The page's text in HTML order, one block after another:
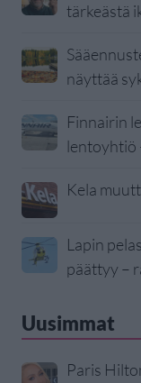
tärkeästä
näyttää
Finnairin
lentoyhtiö
Kela
Lapin
päättyy –
Uusimmat
Paris